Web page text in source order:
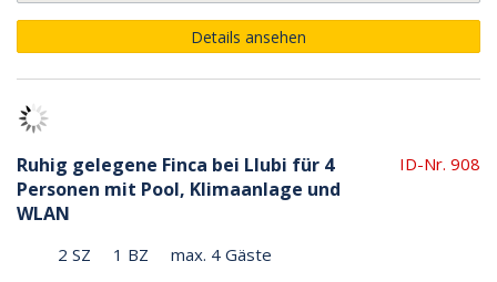
Details ansehen
Ruhig gelegene Finca bei Llubi für 4
Personen mit Pool, Klimaanlage und
WLAN
ID-Nr. 908
2 SZ 1 BZ
max. 4 Gäste